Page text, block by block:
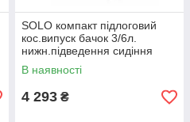
SOLO компакт підлоговий
кос.випуск бачок 3/6л.
нижн.підведення сидіння
м'яке (укр.)
В наявності
4 293 ₴